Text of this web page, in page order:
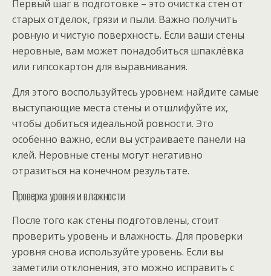
Первый шаг в подготовке – это очистка стен от
старых отделок, грязи и пыли. Важно получить
ровную и чистую поверхность. Если ваши стены
неровные, вам может понадобиться шпаклёвка
или гипсокартон для выравнивания.
Для этого воспользуйтесь уровнем: найдите самые
выступающие места стены и отшлифуйте их,
чтобы добиться идеальной ровности. Это
особенно важно, если вы устраиваете панели на
клей. Неровные стены могут негативно
отразиться на конечном результате.
Проверка уровня и влажности
После того как стены подготовлены, стоит
проверить уровень и влажность. Для проверки
уровня снова используйте уровень. Если вы
заметили отклонения, это можно исправить с